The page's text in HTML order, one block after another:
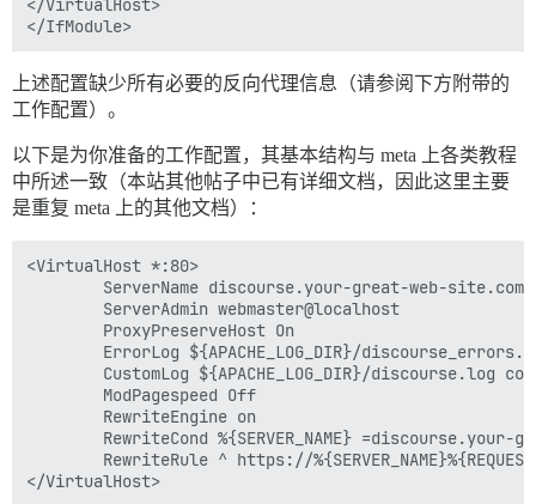
</VirtualHost>
上述配置缺少所有必要的反向代理信息（请参阅下方附带的
工作配置）。
以下是为你准备的工作配置，其基本结构与 meta 上各类教程
中所述一致（本站其他帖子中已有详细文档，因此这里主要
是重复 meta 上的其他文档）：
<VirtualHost *:80>
        ServerName discourse.your-great-web-site.com
        ServerAdmin webmaster@localhost
        ProxyPreserveHost On
ErrorLog ${APACHE_LOG_DIR}/
CustomLog ${APACHE_LOG_DIR}/discourse.log
        ModPagespeed Off
        RewriteEngine on
RewriteCond %{SERVER_NAME} =discourse.your-
RewriteRule ^ https://